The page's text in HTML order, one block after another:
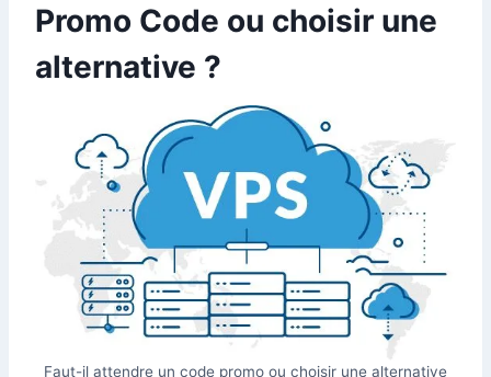
Promo Code ou choisir une
alternative ?
Faut-il attendre un code promo ou choisir une alternative